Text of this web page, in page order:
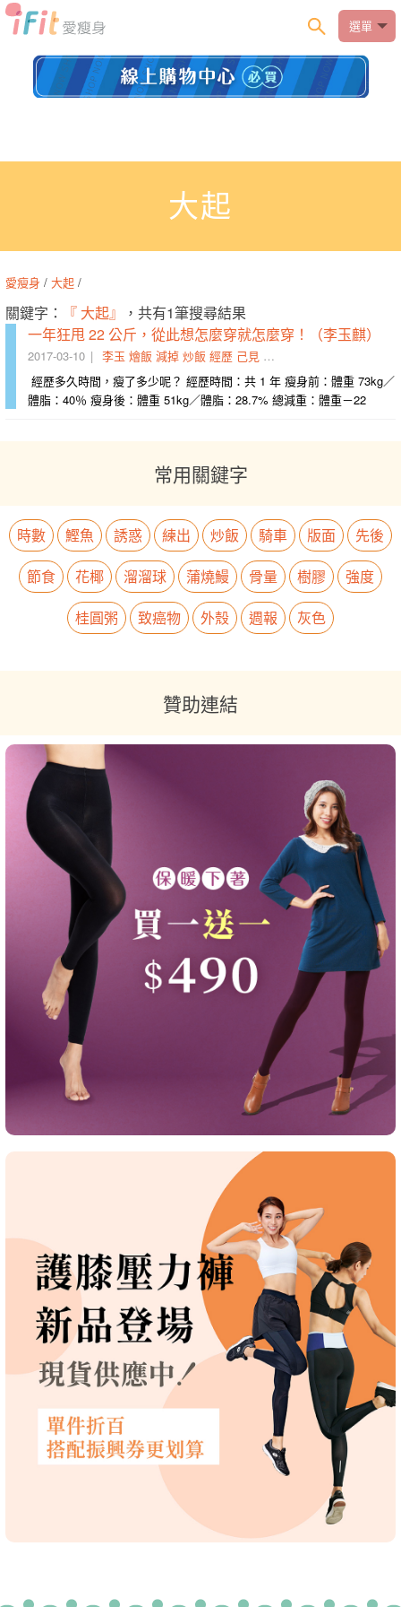
選單
大起
愛瘦身 / 大起 /
關鍵字： 『 大起』
，共有1筆搜尋結果
一年狂甩 22 公斤，從此想怎麼穿就怎麼穿！（李玉麒）
2017-03-10 李玉 燴飯 減掉 炒飯 經歷 己見 歐巴桑
經歷多久時間，瘦了多少呢？ 經歷時間：共 1 年 瘦身前：體重 73kg／
體脂：40％ 瘦身後：體重 51kg／體脂：28.7% 總減重：體重－22
常用關鍵字
時數 鰹魚 誘惑 練出 炒飯 騎車 版面
先後
節食
花椰 溜溜球 蒲燒鰻 骨量 樹膠
強度
桂圓粥
致癌物 外殼 週報 灰色
贊助連結